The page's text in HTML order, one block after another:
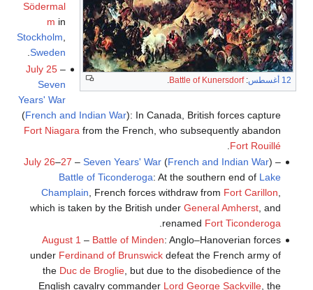
12 أغسطس :
Battle of Kunersdorf
.
Södermal
m in
Stockholm,
Sweden
.
July 25 –
Seven
Years' War
(French and Indian War): In Canada, British forces capture
Fort Niagara from the French, who subsequently abandon
Fort Rouillé
July 26–27 – Seven Years' War(French and Indian War) –
Battle of Ticonderoga: At the southern end of Lake
Champlain, French forces withdraw from Fort Carillon,
which is taken by the British under General Amherst, and
renamed Fort Ticonderoga
.
August 1 – Battle of Minden: Anglo–Hanoverian forces
under Ferdinand of Brunswickdefeat the French army of
the Duc de Broglie, but due to the disobedience of the
English cavalry commander Lord George Sackville, the